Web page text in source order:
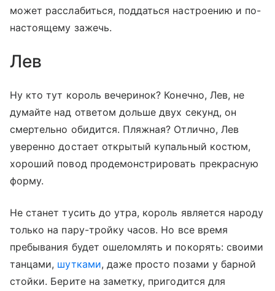
может расслабиться, поддаться настроению и по-
настоящему зажечь.
Лев
Ну кто тут король вечеринок? Конечно, Лев, не
думайте над ответом дольше двух секунд, он
смертельно обидится. Пляжная? Отлично, Лев
уверенно достает открытый купальный костюм,
хороший повод продемонстрировать прекрасную
форму.
Не станет тусить до утра, король является народу
только на пару-тройку часов. Но все время
пребывания будет ошеломлять и покорять: своими
танцами, шутками, даже просто позами у барной
стойки. Берите на заметку, пригодится для